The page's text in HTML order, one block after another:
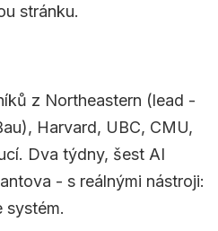
stránku.
z Northeastern (lead -
Harvard, UBC, CMU,
Dva týdny, šest AI
- s reálnými nástroji:
systém.